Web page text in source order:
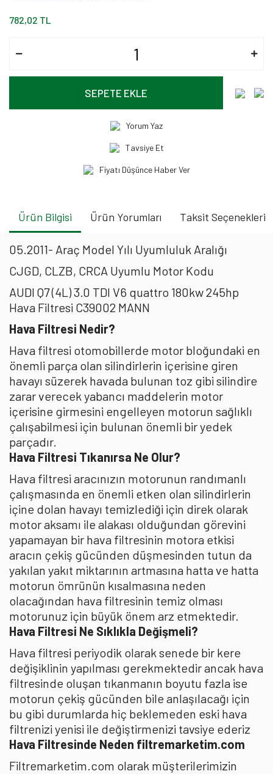
782,02 TL
SEPETE EKLE
Yorum Yaz
Tavsiye Et
Fiyatı Düşünce Haber Ver
Ürün Bilgisi Ürün Yorumları Taksit Seçenekleri
05.2011- Araç Model Yılı Uyumluluk Aralığı
CJGD, CLZB, CRCA Uyumlu Motor Kodu
AUDI Q7 (4L) 3.0 TDI V6 quattro 180kw 245hp
Hava Filtresi C39002 MANN
Hava Filtresi Nedir?
Hava filtresi otomobillerde motor bloğundaki en
önemli parça olan silindirlerin içerisine giren
havayı süzerek havada bulunan toz gibi silindire
zarar verecek yabancı maddelerin motor
içerisine girmesini engelleyen motorun sağlıklı
çalışabilmesi için bulunan önemli bir yedek
parçadır.
Hava Filtresi Tıkanırsa Ne Olur?
Hava filtresi aracınızın motorunun randımanlı
çalışmasında en önemli etken olan silindirlerin
içine dolan havayı temizlediği için direk olarak
motor aksamı ile alakası olduğundan görevini
yapamayan bir hava filtresinin motora etkisi
aracın çekiş gücünden düşmesinden tutun da
yakılan yakıt miktarının artmasına hatta ve hatta
motorun ömrünün kısalmasına neden
olacağından hava filtresinin temiz olması
motorunuz için büyük önem arz etmektedir.
Hava Filtresi Ne Sıklıkla Değişmeli?
Hava filtresi periyodik olarak senede bir kere
değişiklinin yapılması gerekmektedir ancak hava
filtresinde oluşan tıkanmanın boyutu fazla ise
motorun çekiş gücünden bile anlaşılacağı için
bu gibi durumlarda hiç beklemeden eski hava
filtrenizi yenisi ile değiştirmenizi tavsiye ederiz
Hava Filtresinde Neden filtremarketim.com
Filtremarketim.com olarak müşterilerimizin